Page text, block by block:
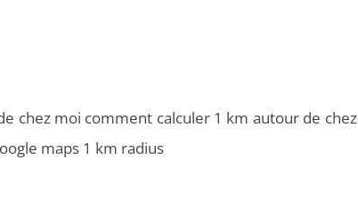
chez moi comment calculer 1 km autour de chez
maps 1 km radius